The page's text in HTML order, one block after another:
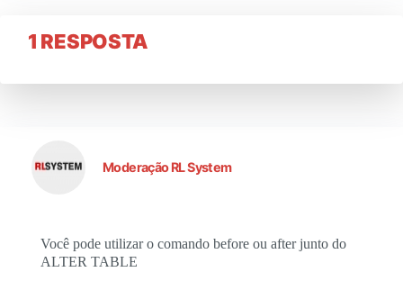
1 RESPOSTA
Moderação RL System
Você pode utilizar o comando before ou after junto do
ALTER TABLE